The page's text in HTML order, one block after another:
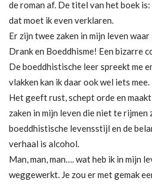
de roman af. De titel van het boek is:
dat moet ik even verklaren.
Er zijn twee zaken in mijn leven
Drank en Boeddhisme! Een bizarre
De boeddhistische leer spreekt me
vlakken kan ik daar ook wel iets mee.
Het geeft rust, schept orde en
zaken in mijn leven die niet te rijmen
boeddhistische levensstijl en de
verhaal is alcohol.
Man, man, man…. wat heb ik in mijn
weggewerkt. Je zou er met gemak